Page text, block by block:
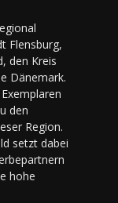
Flensburg,
den Kreis
Dänemark.
den
Region.
setzt dabei
hohe